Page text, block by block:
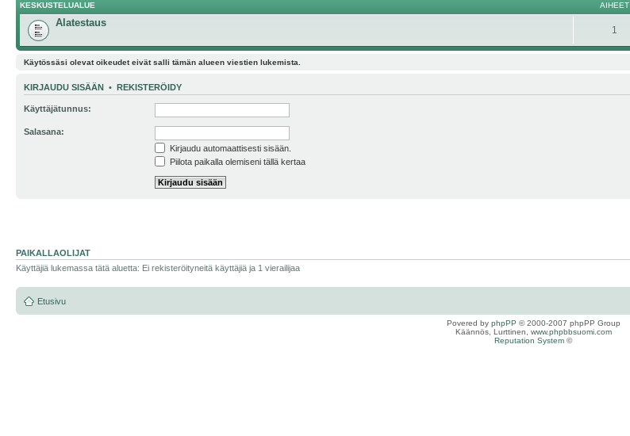
KESKUSTELUALUE AIHEET
Alatestaus
1
Käytössäsi olevat oikeudet eivät salli tämän alueen viestien lukemista.
KIRJAUDU SISÄÄN • REKISTERÖIDY
Käyttäjätunnus:
Salasana:
Kirjaudu automaattisesti sisään.
Piilota paikalla olemiseni tällä kertaa
PAIKALLAOLIJAT
Käyttäjiä lukemassa tätä aluetta: Ei rekisteröityneitä käyttäjiä ja 1 vierailijaa
Etusivu
Povered by phpPP © 2000-2007 phpPP Group
Käännös, Lurttinen, www.phpbbsuomi.com
Reputation System ©